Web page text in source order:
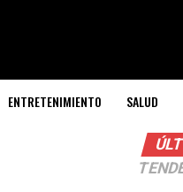
ENTRETENIMIENTO SALUD